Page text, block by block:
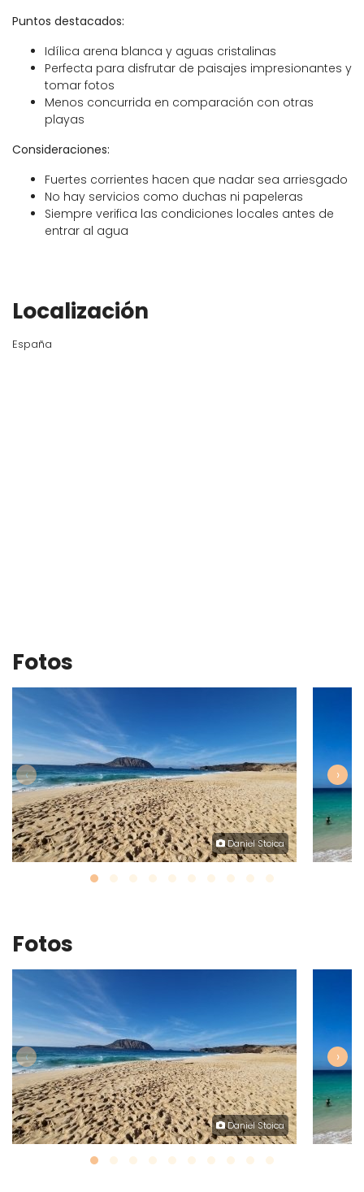
Puntos destacados:
Idílica arena blanca y aguas cristalinas
Perfecta para disfrutar de paisajes impresionantes y
tomar fotos
Menos concurrida en comparación con otras
playas
Consideraciones:
Fuertes corrientes hacen que nadar sea arriesgado
No hay servicios como duchas ni papeleras
Siempre verifica las condiciones locales antes de
entrar al agua
Localización
España
Fotos
Daniel Stoica
‹ ›
Fotos
Daniel Stoica
‹ ›